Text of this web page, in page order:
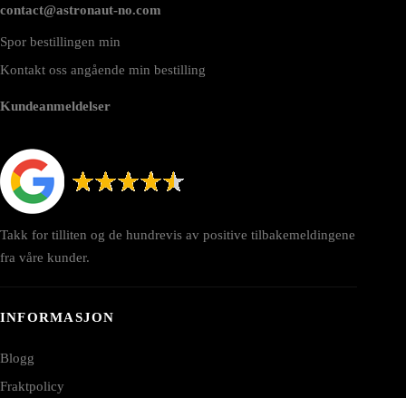
contact@astronaut-no.com
Spor bestillingen min
Kontakt oss angående min bestilling
Kundeanmeldelser
Takk for tilliten og de hundrevis av positive tilbakemeldingene
fra våre kunder.
INFORMASJON
Blogg
Fraktpolicy